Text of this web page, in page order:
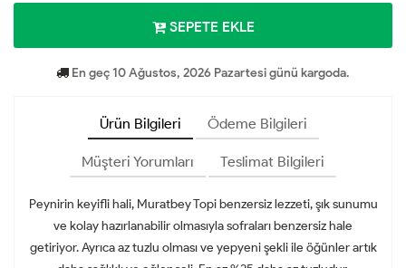
SEPETE EKLE
En geç 10 Ağustos, 2026 Pazartesi günü kargoda.
Ürün Bilgileri Ödeme Bilgileri
Müşteri Yorumları Teslimat Bilgileri
Peynirin keyifli hali, Muratbey Topi benzersiz lezzeti, şık sunumu
ve kolay hazırlanabilir olmasıyla sofraları benzersiz hale
getiriyor. Ayrıca az tuzlu olması ve yepyeni şekli ile öğünler artık